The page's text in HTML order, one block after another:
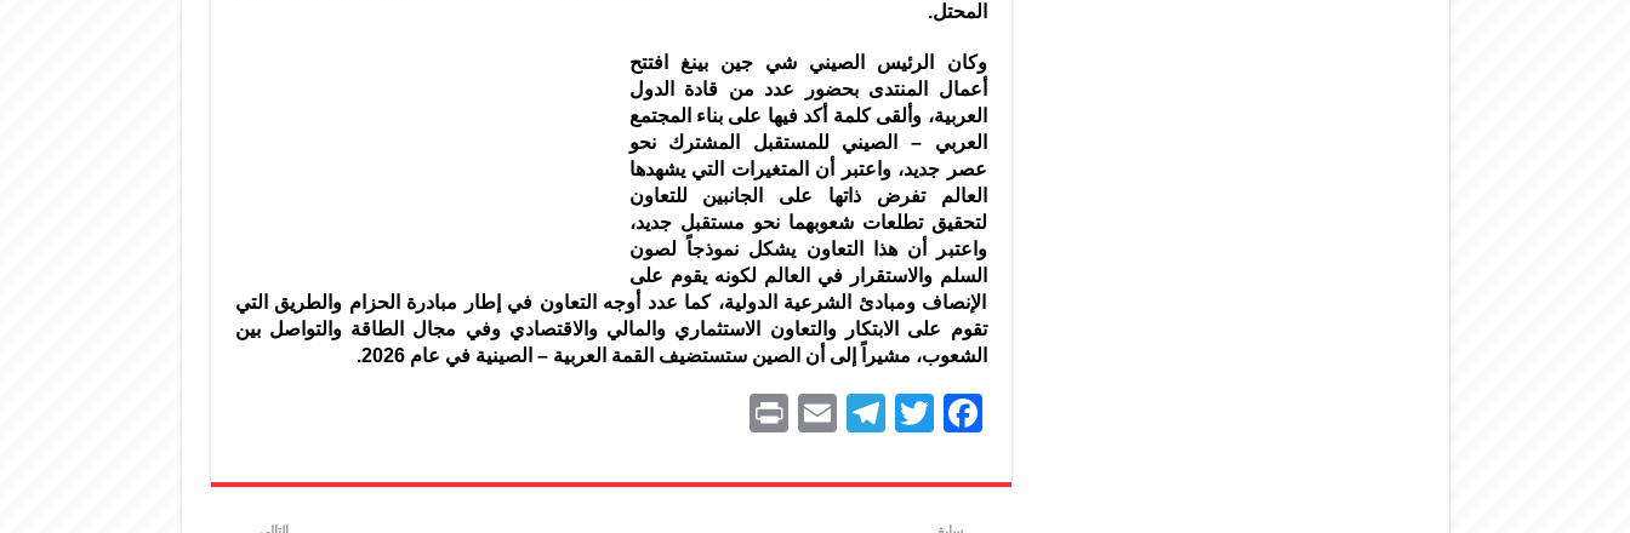
المحتل.
وكان الرئيس الصيني شي جين بينغ افتتح
أعمال المنتدى بحضور عدد من قادة الدول
العربية، وألقى كلمة أكد فيها على بناء المجتمع
العربي – الصيني للمستقبل المشترك نحو
عصر جديد، واعتبر أن المتغيرات التي يشهدها
العالم تفرض ذاتها على الجانبين للتعاون
لتحقيق تطلعات شعوبهما نحو مستقبل جديد،
واعتبر أن هذا التعاون يشكل نموذجاً لصون
السلم والاستقرار في العالم لكونه يقوم على
الإنصاف ومبادئ الشرعية الدولية، كما عدد أوجه التعاون في إطار مبادرة الحزام والطريق التي
تقوم على الابتكار والتعاون الاستثماري والمالي والاقتصادي وفي مجال الطاقة والتواصل بين
الشعوب، مشيراً إلى أن الصين ستستضيف القمة العربية – الصينية في عام 2026.
F
c
T
itt
T
e
E
ai
nt